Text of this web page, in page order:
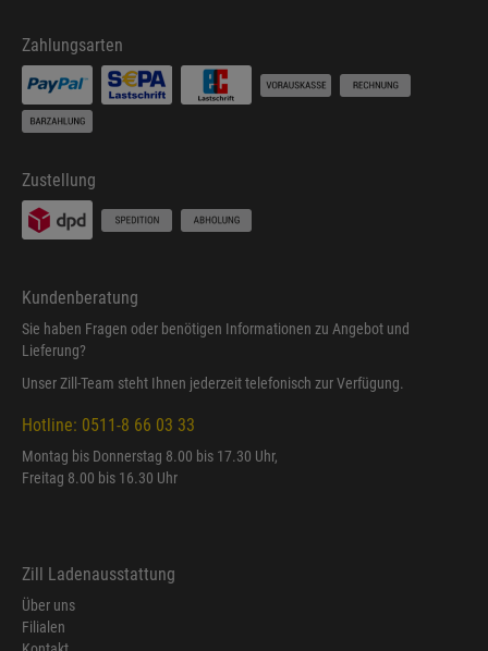
Zahlungsarten
Zustellung
Kundenberatung
Sie haben Fragen oder benötigen Informationen zu Angebot und
Lieferung?
Unser Zill-Team steht Ihnen jederzeit telefonisch zur Verfügung.
Hotline: 0511-8 66 03 33
Montag bis Donnerstag 8.00 bis 17.30 Uhr,
Freitag 8.00 bis 16.30 Uhr
Zill Ladenausstattung
Über uns
Filialen